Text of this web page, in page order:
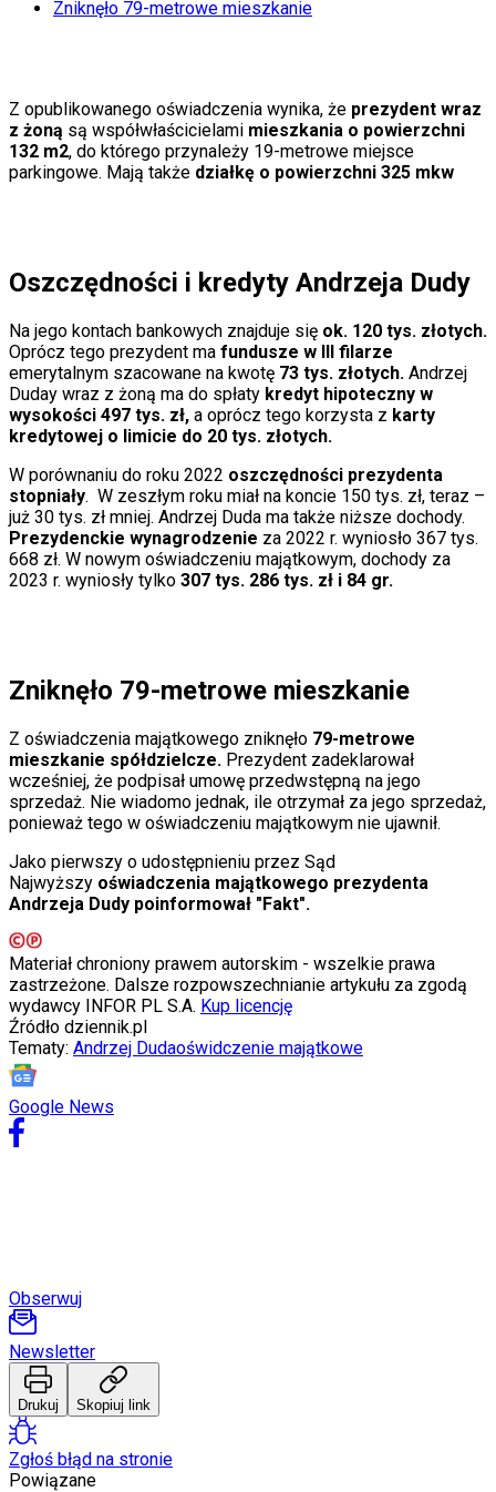
Porady
Tenis
F1
Kolarstwo
Koszykówka
Kultowe przeboje
Wtedy się działo
Silver news
Ogród
Gotowanie
Porady
Przepisy
Podróże
Polska
Europa
Świat
Ubezpieczenie
Moja szkoła
Pogoda
Profilaktyka
Diety
Budowa i remont
Architektura i design
Kupno i wynajem
Film
Aktualności
Premiery
Recenzje
Rozrywka
Technologia
Aplikacje mobilne
Gry
Internet
Nauka
Programy
Sprzęt
Aktualności
Magia
Sennik
Kody rabatowe
gazetaprawna.pl
Forsal.pl
ZdrowieGO.pl
Zniknęło 79-metrowe mieszkanie
Z opublikowanego oświadczenia wynika, że prezydent wraz
z żoną są współwłaścicielami mieszkania o powierzchni
132 m2, do którego przynależy 19-metrowe miejsce
parkingowe. Mają także działkę o powierzchni 325 mkw
Oszczędności i kredyty Andrzeja Dudy
Na jego kontach bankowych znajduje się ok. 120 tys. złotych.
Oprócz tego prezydent ma fundusze w III filarze
emerytalnym szacowane na kwotę 73 tys. złotych. Andrzej
Duday wraz z żoną ma do spłaty kredyt hipoteczny w
wysokości 497 tys. zł, a oprócz tego korzysta z karty
kredytowej o limicie do 20 tys. złotych.
W porównaniu do roku 2022 oszczędności prezydenta
stopniały. W zeszłym roku miał na koncie 150 tys. zł, teraz –
już 30 tys. zł mniej. Andrzej Duda ma także niższe dochody.
Prezydenckie wynagrodzenie za 2022 r. wyniosło 367 tys.
668 zł. W nowym oświadczeniu majątkowym, dochody za
2023 r. wyniosły tylko 307 tys. 286 tys. zł i 84 gr.
Zniknęło 79-metrowe mieszkanie
Z oświadczenia majątkowego zniknęło 79-metrowe
mieszkanie spółdzielcze. Prezydent zadeklarował
wcześniej, że podpisał umowę przedwstępną na jego
sprzedaż. Nie wiadomo jednak, ile otrzymał za jego sprzedaż,
ponieważ tego w oświadczeniu majątkowym nie ujawnił.
Jako pierwszy o udostępnieniu przez Sąd
Najwyższy oświadczenia majątkowego prezydenta
Andrzeja Dudy poinformował "Fakt".
Materiał chroniony prawem autorskim - wszelkie prawa
zastrzeżone. Dalsze rozpowszechnianie artykułu za zgodą
wydawcy INFOR PL S.A. Kup licencję
Źródło dziennik.pl
Tematy: Andrzej Dudaoświdczenie majątkowe
Google News
Obserwuj
Newsletter
Drukuj Skopiuj link
Zgłoś błąd na stronie
Powiązane